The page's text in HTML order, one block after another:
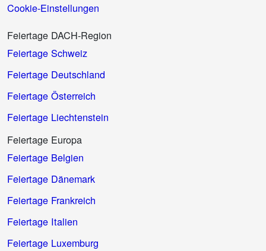
Cookie-Einstellungen
Feiertage DACH-Region
Feiertage Schweiz
Feiertage Deutschland
Feiertage Österreich
Feiertage Liechtenstein
Feiertage Europa
Feiertage Belgien
Feiertage Dänemark
Feiertage Frankreich
Feiertage Italien
Feiertage Luxemburg